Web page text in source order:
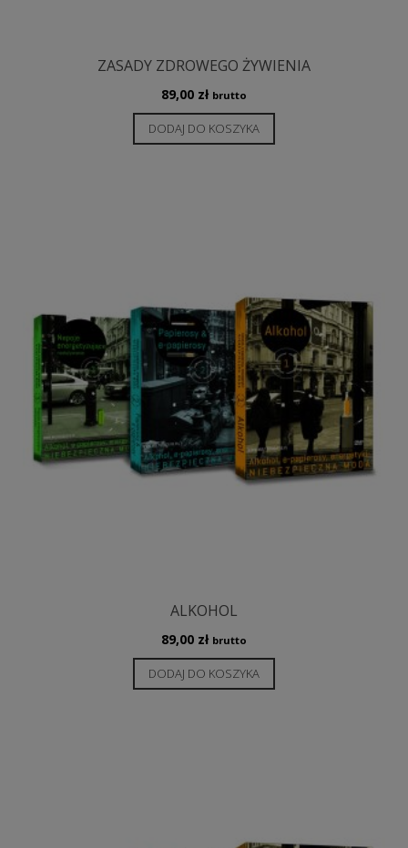
ZASADY ZDROWEGO ŻYWIENIA
89,00 zł brutto
DODAJ DO KOSZYKA
ALKOHOL
89,00 zł brutto
DODAJ DO KOSZYKA